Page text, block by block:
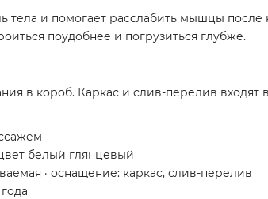
тела и помогает расслабить мышцы
поудобнее и погрузиться глубже.
в короб. Каркас и слив-перелив входят
белый глянцевый
· оснащение: каркас, слив-перелив